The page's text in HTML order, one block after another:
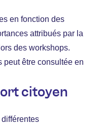
en fonction des
attribués par la
des workshops.
peut être consultée en
citoyen
différentes